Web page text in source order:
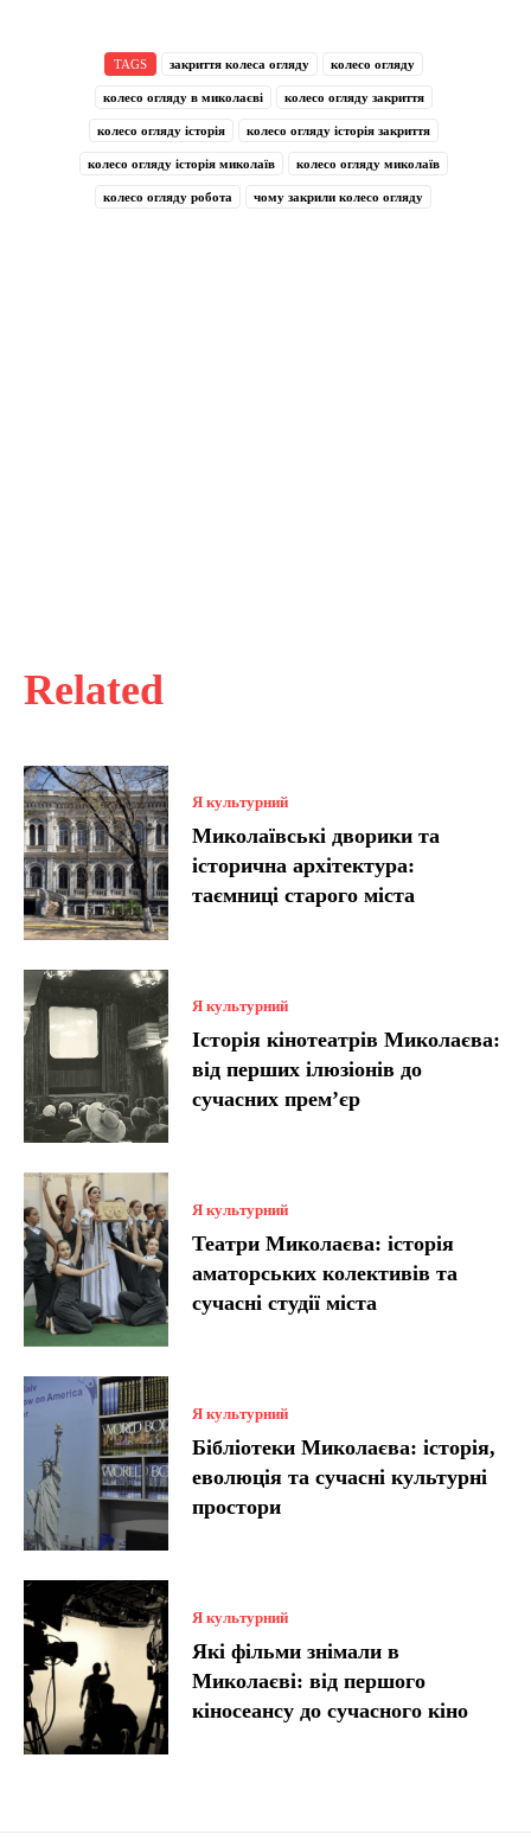
Related
Я культурний
Миколаївські дворики та
історична архітектура:
таємниці старого міста
Я культурний
Історія кінотеатрів Миколаєва:
від перших ілюзіонів до
сучасних прем’єр
Я культурний
Театри Миколаєва: історія
аматорських колективів та
сучасні студії міста
Я культурний
Бібліотеки Миколаєва: історія,
еволюція та сучасні культурні
простори
Я культурний
Які фільми знімали в
Миколаєві: від першого
кіносеансу до сучасного кіно
TAGS закриття колеса огляду колесо огляду
колесо огляду в миколаєві колесо огляду закриття
колесо огляду історія колесо огляду історія закриття
колесо огляду історія миколаїв колесо огляду миколаїв
колесо огляду робота чому закрили колесо огляду